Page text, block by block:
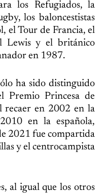
los Refugiados, la
los baloncestistas
el Tour de Francia, el
Lewis y el británico
en 1987.
ha sido distinguido
Premio Princesa de
recaer en 2002 en la
en la española,
2021 fue compartida
y el centrocampista
al igual que los otros